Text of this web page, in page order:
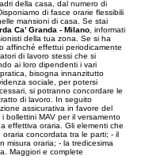
della casa, dal numero di
di fasce orarie flessibili
mansioni di casa. Se stai
Ca’ Granda - Milano , informati
della tua zona. Se si ha
affinché effettui periodicamente
di lavoro stessi che si
ai loro dipendenti i vari
bisogna innanzitutto
sociale, per potersi
si potranno concordare le
di lavoro. In seguito
assicurativa in favore del
bollettini MAV per il versamento
effettiva oraria. Gli elementi che
concordata tra le parti; - il
misura oraria; - la tredicesima
Maggiori e complete